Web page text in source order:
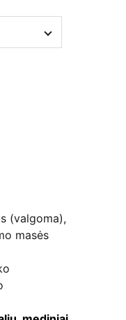
(valgoma),
masės